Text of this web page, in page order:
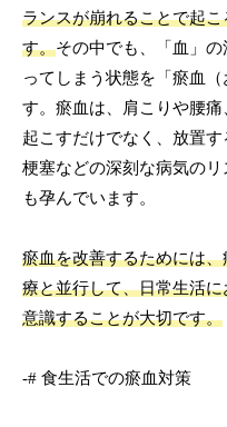
ランスが崩れることで起
す。その中でも、「血」
ってしまう状態を「瘀血
す。瘀血は、肩こりや腰痛
起こすだけでなく、放置
梗塞などの深刻な病気の
も孕んでいます。
瘀血を改善するためには
療と並行して、日常生活
意識することが大切です。
-# 食生活での瘀血対策